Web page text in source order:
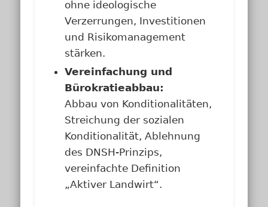
ohne ideologische
Verzerrungen, Investitionen
und Risikomanagement
stärken.
Vereinfachung und
Bürokratieabbau:
Abbau von Konditionalitäten,
Streichung der sozialen
Konditionalität, Ablehnung
des DNSH-Prinzips,
vereinfachte Definition
„Aktiver Landwirt“.